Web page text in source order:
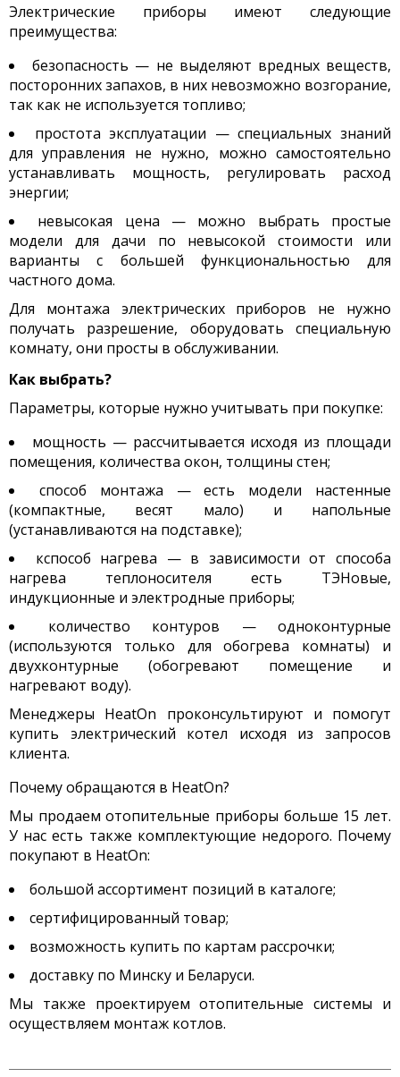
Электрические приборы имеют следующие
преимущества:
безопасность — не выделяют вредных веществ,
посторонних запахов, в них невозможно возгорание,
так как не используется топливо;
простота эксплуатации — специальных знаний
для управления не нужно, можно самостоятельно
устанавливать мощность, регулировать расход
энергии;
невысокая цена — можно выбрать простые
модели для дачи по невысокой стоимости или
варианты с большей функциональностью для
частного дома.
Для монтажа электрических приборов не нужно
получать разрешение, оборудовать специальную
комнату, они просты в обслуживании.
Как выбрать?
Параметры, которые нужно учитывать при покупке:
мощность — рассчитывается исходя из площади
помещения, количества окон, толщины стен;
способ монтажа — есть модели настенные
(компактные, весят мало) и напольные
(устанавливаются на подставке);
кспособ нагрева — в зависимости от способа
нагрева теплоносителя есть ТЭНовые,
индукционные и электродные приборы;
количество контуров — одноконтурные
(используются только для обогрева комнаты) и
двухконтурные (обогревают помещение и
нагревают воду).
Менеджеры HeatOn проконсультируют и помогут
купить электрический котел исходя из запросов
клиента.
Почему обращаются в HeatOn?
Мы продаем отопительные приборы больше 15 лет.
У нас есть также комплектующие недорого. Почему
покупают в HeatOn:
большой ассортимент позиций в каталоге;
сертифицированный товар;
возможность купить по картам рассрочки;
доставку по Минску и Беларуси.
Мы также проектируем отопительные системы и
осуществляем монтаж котлов.